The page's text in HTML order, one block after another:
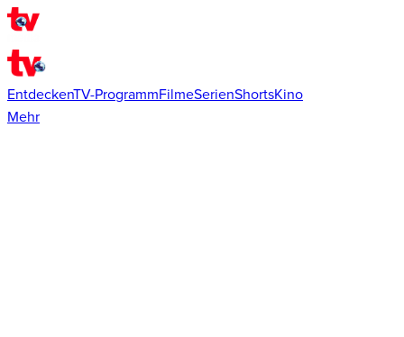
EntdeckenTV-ProgrammFilmeSerienShortsKino
Mehr